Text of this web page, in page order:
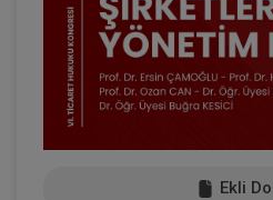
Ekli